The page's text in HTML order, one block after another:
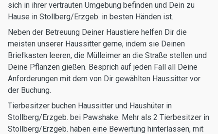
sich in ihrer vertrauten Umgebung befinden und Dein zu
Hause in Stollberg/Erzgeb. in besten Händen ist.
Neben der Betreuung Deiner Haustiere helfen Dir die
meisten unserer Haussitter gerne, indem sie Deinen
Briefkasten leeren, die Mülleimer an die Straße stellen und
Deine Pflanzen gießen. Besprich auf jeden Fall all Deine
Anforderungen mit dem von Dir gewählten Haussitter vor
der Buchung.
Tierbesitzer buchen Haussitter und Haushüter in
Stollberg/Erzgeb. bei Pawshake. Mehr als 2 Tierbesitzer in
Stollberg/Erzgeb. haben eine Bewertung hinterlassen, mit